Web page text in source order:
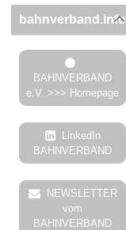
bahnverband.info
BAHNVERBAND
e.V. >>> Homepage
LinkedIn
BAHNVERBAND
NEWSLETTER
vom
BAHNVERBAND